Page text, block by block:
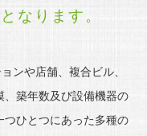
なります。
ンや店舗、複合ビル、
築年数及び設備機器の
つひとつにあった多種の